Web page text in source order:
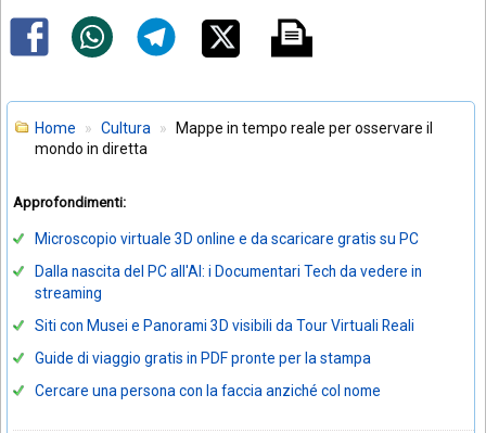
Home Cultura
Mappe in tempo reale per osservare il
mondo in diretta
Approfondimenti:
Microscopio virtuale 3D online e da scaricare gratis su PC
Dalla nascita del PC all'AI: i Documentari Tech da vedere in
streaming
Siti con Musei e Panorami 3D visibili da Tour Virtuali Reali
Guide di viaggio gratis in PDF pronte per la stampa
Cercare una persona con la faccia anziché col nome